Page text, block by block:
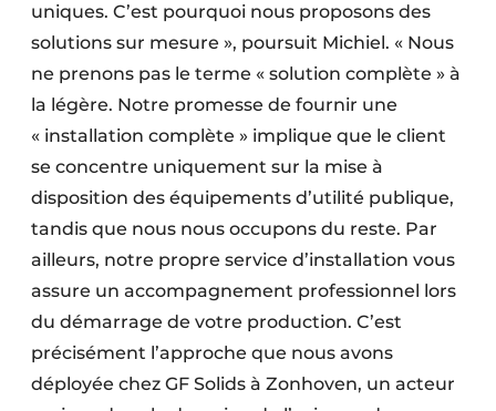
uniques. C’est pourquoi nous proposons des
solutions sur mesure », poursuit Michiel. « Nous
ne prenons pas le terme « solution complète » à
la légère. Notre promesse de fournir une
« installation complète » implique que le client
se concentre uniquement sur la mise à
disposition des équipements d’utilité publique,
tandis que nous nous occupons du reste. Par
ailleurs, notre propre service d’installation vous
assure un accompagnement professionnel lors
du démarrage de votre production. C’est
précisément l’approche que nous avons
déployée chez GF Solids à Zonhoven, un acteur